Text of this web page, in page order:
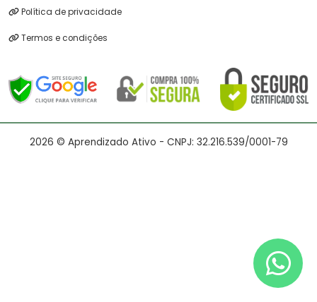
Política de privacidade
Termos e condições
2026 © Aprendizado Ativo - CNPJ: 32.216.539/0001-79